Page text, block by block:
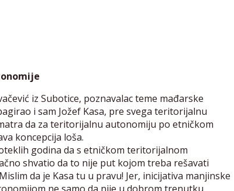
iz Subotice, poznavalac teme mađarske
i sam Jožef Kasa, pre svega teritorijalnu
da za teritorijalnu autonomiju po etničkom
koncepcija loša.
godina da s etničkom teritorijalnom
shvatio da to nije put kojom treba rešavati
da je Kasa tu u pravu! Jer, inicijativa manjinske